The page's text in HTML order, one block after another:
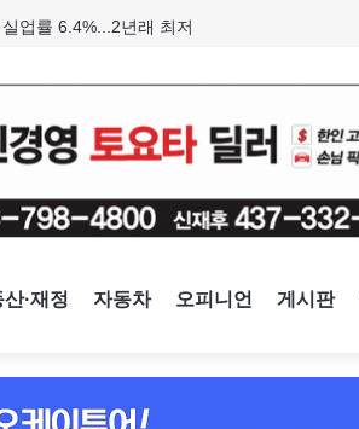
버거 리콜
해킹 피해자 보상 청구 시작
직원 성범죄 혐의로 기소
워있거나 냄새 풍기며 음식 먹고...
써 내년 여름이 기다려진다"
실업률 6.4%...2년래 최저
·재정 자동차 오피니언 게시판